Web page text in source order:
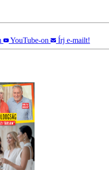
YouTube-on Írj e-mailt!